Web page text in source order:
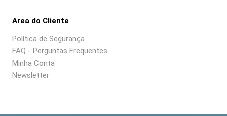
Area do Cliente
Política de Segurança
FAQ - Perguntas Frequentes
Minha Conta
Newsletter